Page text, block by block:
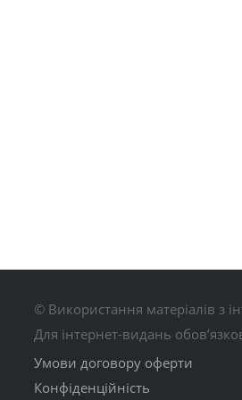
© Використання матеріалів з
Для інтернет-видань
Умови договору оферти
Конфіденційність